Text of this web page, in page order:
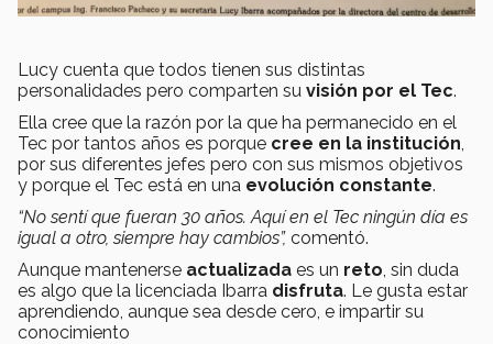
Lucy cuenta que todos tienen sus distintas
personalidades pero comparten su visión por el Tec.
Ella cree que la razón por la que ha permanecido en el
Tec por tantos años es porque cree en la institución,
por sus diferentes jefes pero con sus mismos objetivos
y porque el Tec está en una evolución constante.
“No sentí que fueran 30 años. Aquí en el Tec ningún día es
igual a otro, siempre hay cambios”, comentó.
Aunque mantenerse actualizada es un reto, sin duda
es algo que la licenciada Ibarra disfruta. Le gusta estar
aprendiendo, aunque sea desde cero, e impartir su
conocimiento